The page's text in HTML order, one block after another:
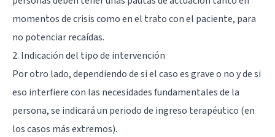
momentos de crisis como en el trato con el paciente, para
no potenciar recaídas.
2. Indicación del tipo de intervención
Por otro lado, dependiendo de si el caso es grave o no y de si
eso interfiere con las necesidades fundamentales de la
persona, se indicará un periodo de ingreso terapéutico (en
los casos más extremos).